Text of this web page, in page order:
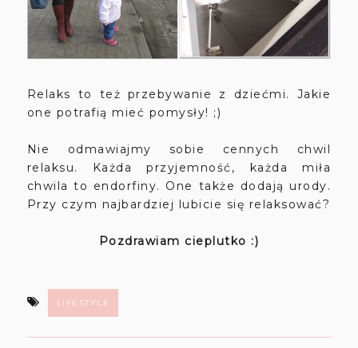
Relaks to też przebywanie z dziećmi. Jakie
one potrafią mieć pomysły! ;)
Nie odmawiajmy sobie cennych chwil
relaksu. Każda przyjemność, każda miła
chwila to endorfiny. One także dodają urody.
Przy czym najbardziej lubicie się relaksować?
Pozdrawiam cieplutko :)
LIFESTYLE